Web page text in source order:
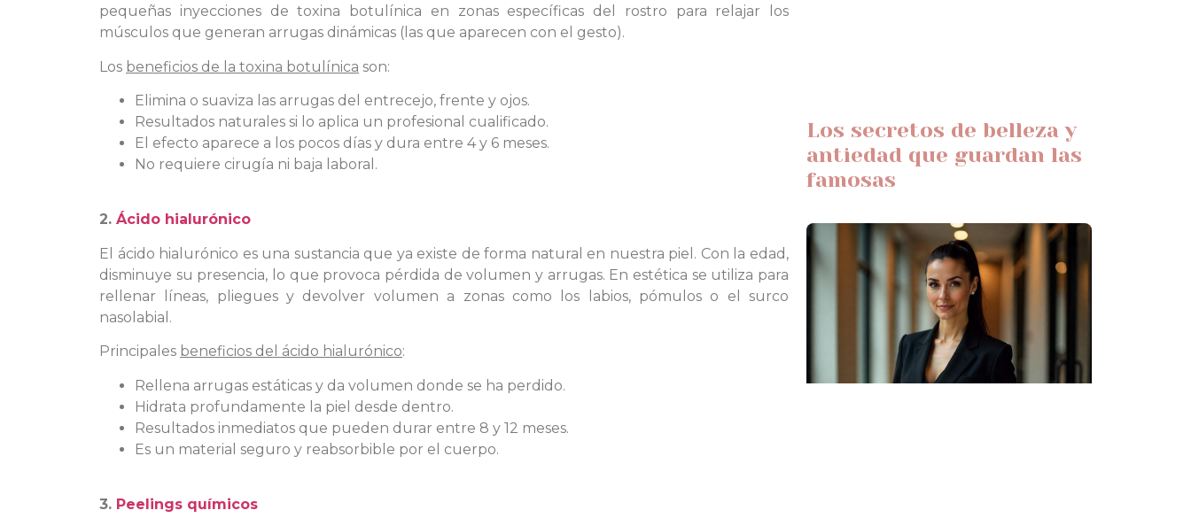
pequeñas inyecciones de toxina botulínica en zonas específicas del rostro para relajar los
músculos que generan arrugas dinámicas (las que aparecen con el gesto).
Los beneficios de la toxina botulínica son:
Elimina o suaviza las arrugas del entrecejo, frente y ojos.
Resultados naturales si lo aplica un profesional cualificado.
El efecto aparece a los pocos días y dura entre 4 y 6 meses.
No requiere cirugía ni baja laboral.
2. Ácido hialurónico
El ácido hialurónico es una sustancia que ya existe de forma natural en nuestra piel. Con la edad,
disminuye su presencia, lo que provoca pérdida de volumen y arrugas. En estética se utiliza para
rellenar líneas, pliegues y devolver volumen a zonas como los labios, pómulos o el surco
nasolabial.
Principales beneficios del ácido hialurónico:
Rellena arrugas estáticas y da volumen donde se ha perdido.
Hidrata profundamente la piel desde dentro.
Resultados inmediatos que pueden durar entre 8 y 12 meses.
Es un material seguro y reabsorbible por el cuerpo.
3. Peelings químicos
Los secretos de belleza y
antiedad que guardan las
famosas